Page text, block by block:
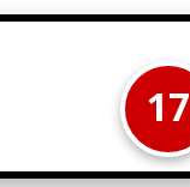
17